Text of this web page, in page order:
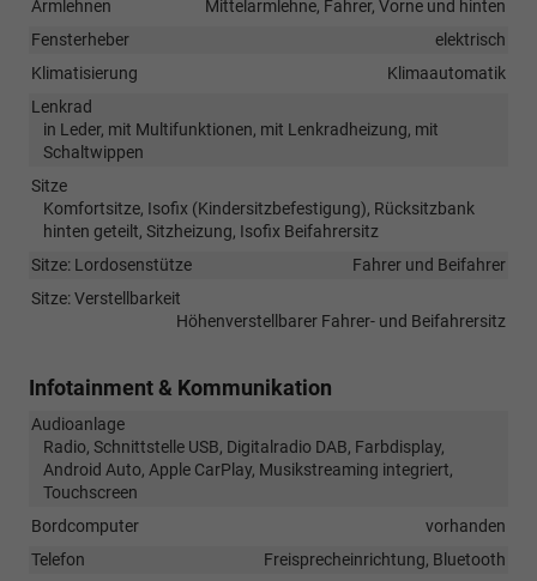
Armlehnen
Mittelarmlehne, Fahrer, Vorne und hinten
Fensterheber
elektrisch
Klimatisierung
Klimaautomatik
Lenkrad
in Leder, mit Multifunktionen, mit Lenkradheizung, mit
Schaltwippen
Sitze
Komfortsitze, Isofix (Kindersitzbefestigung), Rücksitzbank
hinten geteilt, Sitzheizung, Isofix Beifahrersitz
Sitze: Lordosenstütze
Fahrer und Beifahrer
Sitze: Verstellbarkeit
Höhenverstellbarer Fahrer- und Beifahrersitz
Infotainment & Kommunikation
Audioanlage
Radio, Schnittstelle USB, Digitalradio DAB, Farbdisplay,
Android Auto, Apple CarPlay, Musikstreaming integriert,
Touchscreen
Bordcomputer
vorhanden
Telefon
Freisprecheinrichtung, Bluetooth